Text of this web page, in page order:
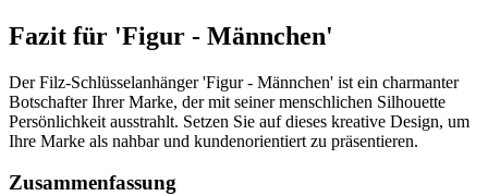
Fazit für 'Figur - Männchen'
Der Filz-Schlüsselanhänger 'Figur - Männchen' ist ein charmanter
Botschafter Ihrer Marke, der mit seiner menschlichen Silhouette
Persönlichkeit ausstrahlt. Setzen Sie auf dieses kreative Design, um
Ihre Marke als nahbar und kundenorientiert zu präsentieren.
Zusammenfassung